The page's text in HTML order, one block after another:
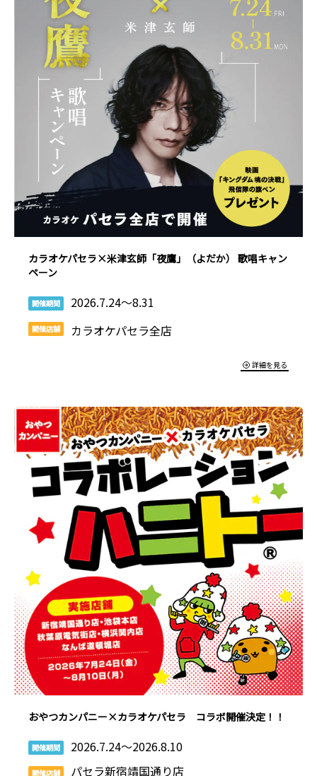
カラオケパセラ×米津玄師「夜鷹」（よだか） 歌唱キャン
ペーン
開催期間 2026.7.24～8.31
開催店舗 カラオケパセラ全店
詳細を見る
おやつカンパニー×カラオケパセラ コラボ開催決定！！
開催期間 2026.7.24～2026.8.10
開催店舗 パセラ新宿靖国通り店